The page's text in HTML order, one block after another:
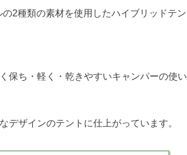
2種類の素材を使用したハイブリッドテン
保ち・軽く・乾きやすいキャンパーの使い
デザインのテントに仕上がっています。